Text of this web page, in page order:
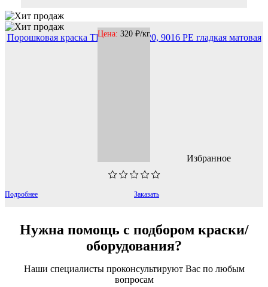
Порошковая краска TP-9016PEU020, 9016 РЕ гладкая матовая
Избранное
Цена: 320 ₽/кг
Подробнее Заказать
Нужна помощь с подбором краски/
оборудования?
Наши специалисты проконсультируют Вас по любым
вопросам